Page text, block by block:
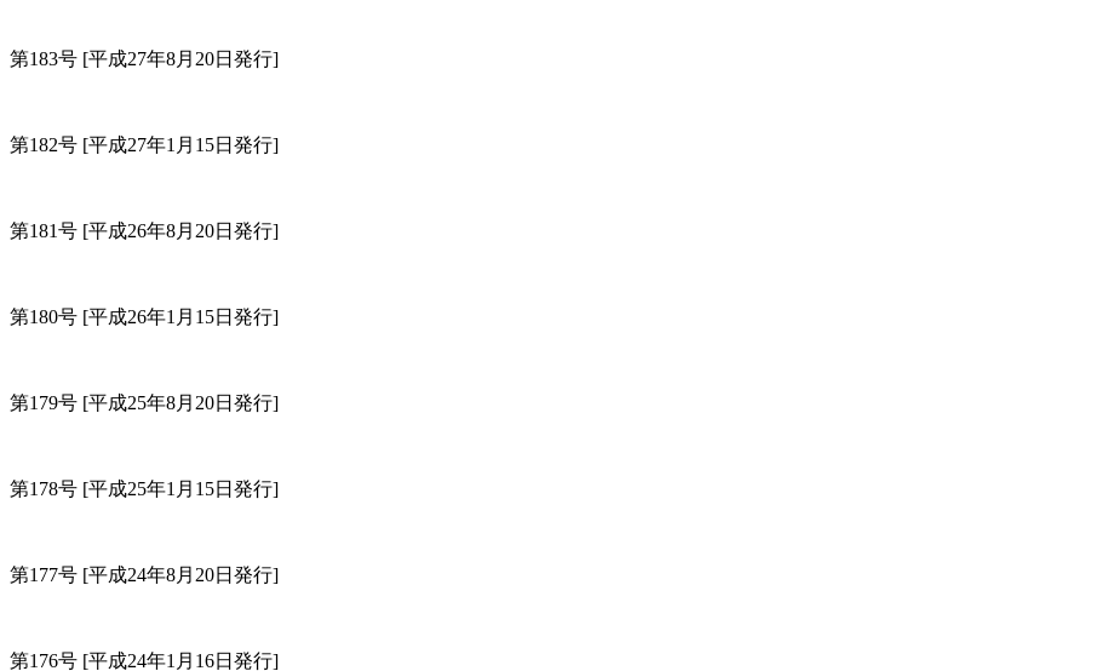
第183号 [平成27年8月20日発行]
第182号 [平成27年1月15日発行]
第181号 [平成26年8月20日発行]
第180号 [平成26年1月15日発行]
第179号 [平成25年8月20日発行]
第178号 [平成25年1月15日発行]
第177号 [平成24年8月20日発行]
第176号 [平成24年1月16日発行]